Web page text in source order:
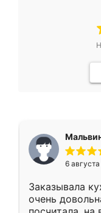
6
Заказывала
очень